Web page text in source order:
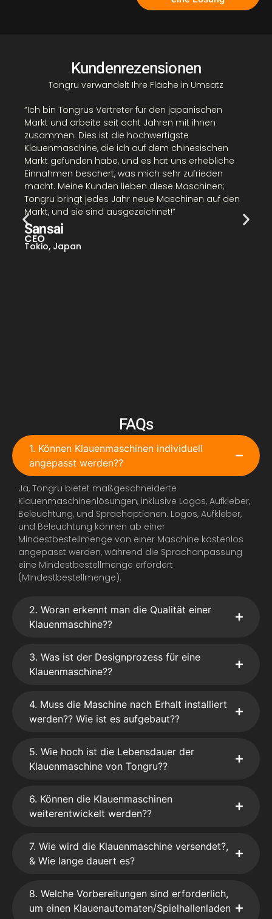
Kundenrezensionen
Tongru verwandelt Ihre Fläche in Umsatz
“Ich bin Tongrus Vertreter für den japanischen
Markt und arbeite seit acht Jahren mit ihnen
zusammen. Dies ist die hochwertigste
Klauenmaschine, die ich auf dem chinesischen
Markt gefunden habe, und es hat uns erhebliche
Einnahmen beschert, was mich sehr zufrieden
macht. Meine Kunden lieben diese Maschinen;
Tongru bringt jedes Jahr neue Maschinen auf den
Markt, und sie sind ausgezeichnet!”
Sansai
CEO
Tokio, Japan
FAQs
1. Können Klauenmaschinen individuell
angepasst werden??
Ja, Tongru bietet maßgeschneiderte
Klauenmaschinenlösungen, inklusive Logos, Aufkleber,
Beleuchtung, und Sprachoptionen. Logos, Aufkleber,
und Beleuchtung können ab einer
Mindestbestellmenge von einer Maschine kostenlos
angepasst werden, während die Sprachanpassung
eine Mindestbestellmenge erfordert
(Mindestbestellmenge).
2. Woran erkennt man die Qualität einer
Klauenmaschine??
3. Was ist der Designprozess für eine
Klauenmaschine??
4. Muss die Maschine nach Erhalt installiert
werden?? Wie ist es aufgebaut??
5. Wie hoch ist die Lebensdauer der
Klauenmaschine von Tongru??
6. Können die Klauenmaschinen
weiterentwickelt werden??
7. Wie wird die Klauenmaschine versendet?,
& Wie lange dauert es?
8. Welche Vorbereitungen sind erforderlich,
um einen Klauenautomaten/Spielhallenladen